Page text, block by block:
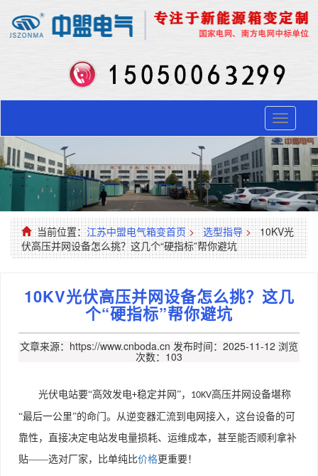
Toggle
当前位置：江苏中盟电气箱变首页 > 选型指导 > 10KV光
伏高压并网设备怎么挑？这几个“硬指标”帮你避坑
10KV光伏高压并网设备怎么挑？这几
个“硬指标”帮你避坑
文章来源：https://www.cnboda.cn 发布时间：2025-11-12 浏览
次数：103
光伏电站要“高效发电+稳定并网”， 10KV高压并网设备堪称
“最后一公里”的命门。从逆变器汇流到电网接入，这台设备的可
靠性，直接决定电站发电量损耗、运维成本，甚至能否顺利拿补
贴——选对厂家，比单纯比价格更重要！